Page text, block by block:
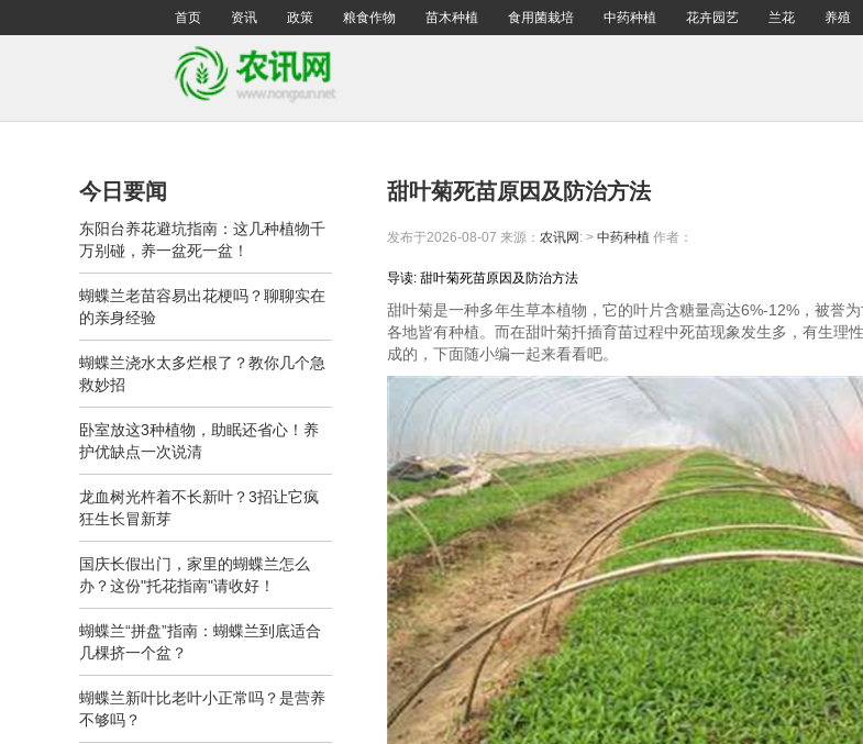
首页 资讯 政策 粮食作物 苗木种植 食用菌栽培 中药种植 花卉园艺 兰花 养殖
今日要闻
东阳台养花避坑指南：这几种植物千
万别碰，养一盆死一盆！
蝴蝶兰老苗容易出花梗吗？聊聊实在
的亲身经验
蝴蝶兰浇水太多烂根了？教你几个急
救妙招
卧室放这3种植物，助眠还省心！养
护优缺点一次说清
龙血树光杵着不长新叶？3招让它疯
狂生长冒新芽
国庆长假出门，家里的蝴蝶兰怎么
办？这份"托花指南"请收好！
蝴蝶兰“拼盘”指南：蝴蝶兰到底适合
几棵挤一个盆？
蝴蝶兰新叶比老叶小正常吗？是营养
不够吗？
甜叶菊死苗原因及防治方法
发布于2026-08-07 来源： 农讯网 : > 中药种植 作者：
导读: 甜叶菊死苗原因及防治方法
甜叶菊是一种多年生草本植物，它的叶片含糖量高达6%-12%，被誉
各地皆有种植。而在甜叶菊扦插育苗过程中死苗现象发生多，有生理
成的，下面随小编一起来看看吧。